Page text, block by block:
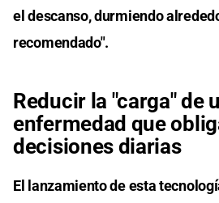
el descanso, durmiendo
recomendado".
Reducir la "carga" de
enfermedad que
decisiones diarias
El lanzamiento de esta